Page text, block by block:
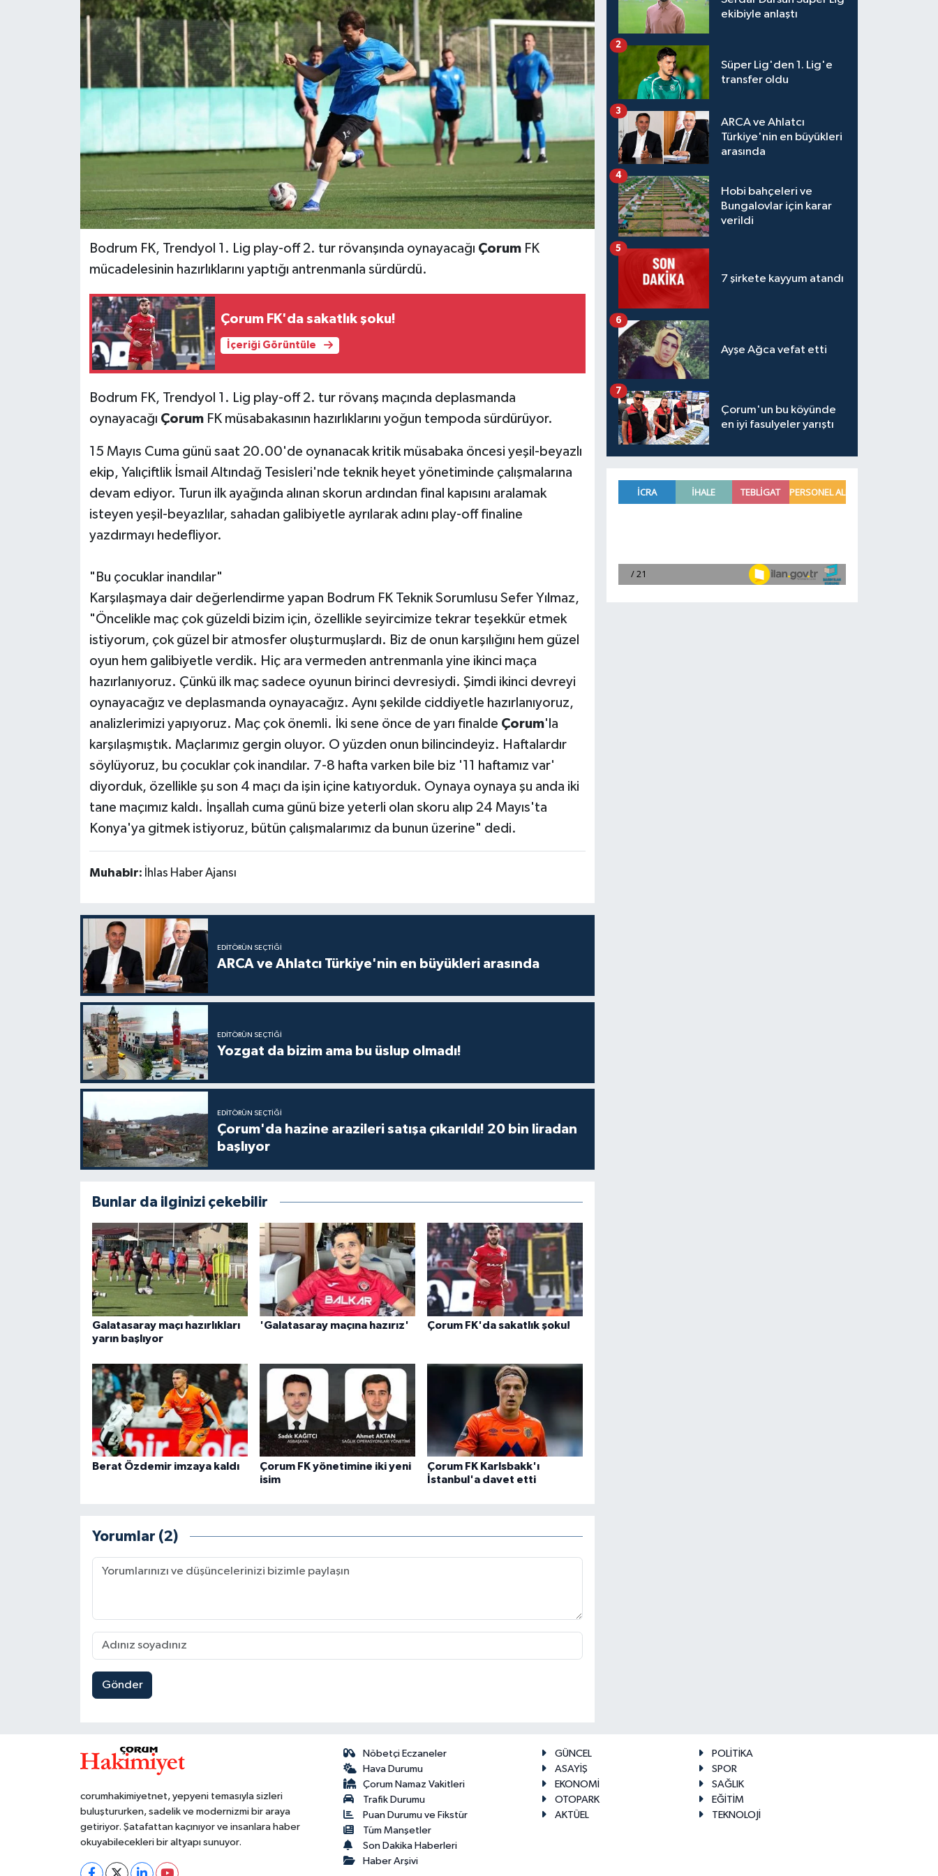
Bodrum FK, Trendyol 1. Lig play-off 2. tur rövanşında oynayacağı ÇorumFK
mücadelesinin hazırlıklarını yaptığı antrenmanla sürdürdü.
Çorum FK'da sakatlık şoku!
İçeriği Görüntüle
Bodrum FK, Trendyol 1. Lig play-off 2. tur rövanş maçında deplasmanda
oynayacağı ÇorumFK müsabakasının hazırlıklarını yoğun tempoda sürdürüyor.
15 Mayıs Cuma günü saat 20.00'de oynanacak kritik müsabaka öncesi yeşil-beyazlı
ekip, Yalıçiftlik İsmail Altındağ Tesisleri'nde teknik heyet yönetiminde çalışmalarına
devam ediyor. Turun ilk ayağında alınan skorun ardından final kapısını aralamak
isteyen yeşil-beyazlılar, sahadan galibiyetle ayrılarak adını play-off finaline
yazdırmayı hedefliyor.
"Bu çocuklar inandılar"
Karşılaşmaya dair değerlendirme yapan Bodrum FK Teknik Sorumlusu Sefer Yılmaz,
"Öncelikle maç çok güzeldi bizim için, özellikle seyircimize tekrar teşekkür etmek
istiyorum, çok güzel bir atmosfer oluşturmuşlardı. Biz de onun karşılığını hem güzel
oyun hem galibiyetle verdik. Hiç ara vermeden antrenmanla yine ikinci maça
hazırlanıyoruz. Çünkü ilk maç sadece oyunun birinci devresiydi. Şimdi ikinci devreyi
oynayacağız ve deplasmanda oynayacağız. Aynı şekilde ciddiyetle hazırlanıyoruz,
analizlerimizi yapıyoruz. Maç çok önemli. İki sene önce de yarı finalde Çorum'la
karşılaşmıştık. Maçlarımız gergin oluyor. O yüzden onun bilincindeyiz. Haftalardır
söylüyoruz, bu çocuklar çok inandılar. 7-8 hafta varken bile biz '11 haftamız var'
diyorduk, özellikle şu son 4 maçı da işin içine katıyorduk. Oynaya oynaya şu anda iki
tane maçımız kaldı. İnşallah cuma günü bize yeterli olan skoru alıp 24 Mayıs'ta
Konya'ya gitmek istiyoruz, bütün çalışmalarımız da bunun üzerine" dedi.
Muhabir: İhlas Haber Ajansı
EDITÖRÜN SEÇTIĞI
ARCA ve Ahlatcı Türkiye'nin en büyükleri arasında
EDITÖRÜN SEÇTIĞI
Yozgat da bizim ama bu üslup olmadı!
EDITÖRÜN SEÇTIĞI
Çorum'da hazine arazileri satışa çıkarıldı! 20 bin liradan
başlıyor
Bunlar da ilginizi çekebilir
Galatasaray maçı hazırlıkları
yarın başlıyor
'Galatasaray maçına hazırız' Çorum FK'da sakatlık şoku!
Berat Özdemir imzaya kaldı
Çorum FK yönetimine iki yeni
isim
Çorum FK Karlsbakk'ı
İstanbul'a davet etti
Yorumlar (2)
Gönder
ekibiyle anlaştı
Süper Lig'den 1. Lig'e
transfer oldu
2
ARCA ve Ahlatcı
Türkiye'nin en büyükleri
arasında
3
Hobi bahçeleri ve
Bungalovlar için karar
verildi
4
7 şirkete kayyum atandı
5
Ayşe Ağca vefat etti
6
Çorum'un bu köyünde
en iyi fasulyeler yarıştı
7
corumhakimiyetnet, yepyeni temasıyla sizleri
buluştururken, sadelik ve modernizmi bir araya
getiriyor. Şatafattan kaçınıyor ve insanlara haber
okuyabilecekleri bir altyapı sunuyor.
Nöbetçi Eczaneler
Hava Durumu
Çorum Namaz Vakitleri
Trafik Durumu
Puan Durumu ve Fikstür
Tüm Manşetler
Son Dakika Haberleri
Haber Arşivi
GÜNCEL
POLİTİKA
ASAYİŞ
SPOR
EKONOMİ
SAĞLIK
OTOPARK
EĞİTİM
AKTÜEL
TEKNOLOJİ
İLÇELER
TEKNOLOJİ